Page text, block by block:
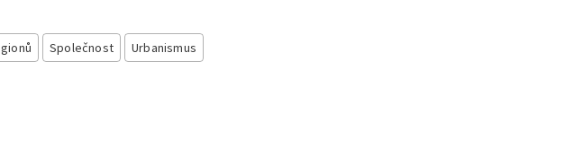
Společnost
Urbanismus